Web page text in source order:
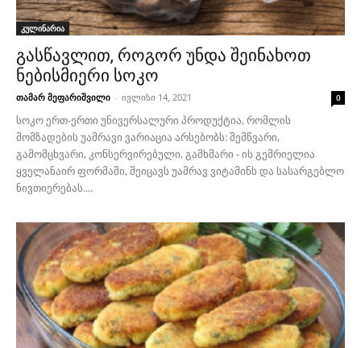
კულინარია
გასწავლით, როგორ უნდა შეინახოთ
ნებისმიერი სოკო
თამარ მეფარიშვილი - ივლისი 14, 2021 0
სოკო ერთ-ერთი უნივერსალური პროდუქტია, რომლის
მომზადების უამრავი ვარიაცია არსებობს: შემწვარი,
გამომცხვარი, კონსერვირებული, გამხმარი - ის გემრიელია
ყველანაირ ფორმაში, შეიცავს უამრავ ვიტამინს და სასარგებლო
ნივთიერებას....